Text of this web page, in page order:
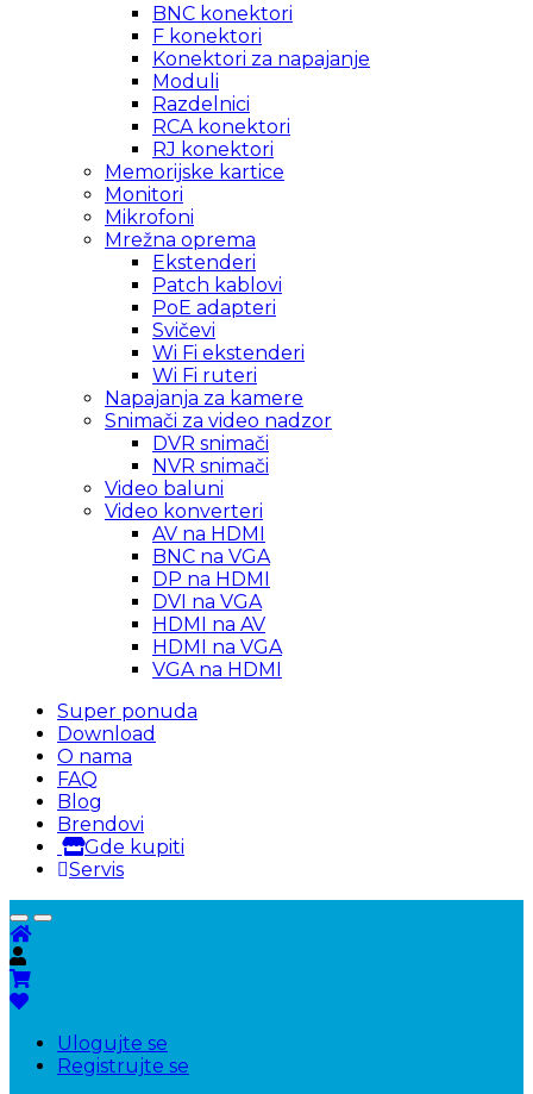
BNC konektori
F konektori
Konektori za napajanje
Moduli
Razdelnici
RCA konektori
RJ konektori
Memorijske kartice
Monitori
Mikrofoni
Mrežna oprema
Ekstenderi
Patch kablovi
PoE adapteri
Svičevi
Wi Fi ekstenderi
Wi Fi ruteri
Napajanja za kamere
Snimači za video nadzor
DVR snimači
NVR snimači
Video baluni
Video konverteri
AV na HDMI
BNC na VGA
DP na HDMI
DVI na VGA
HDMI na AV
HDMI na VGA
VGA na HDMI
Super ponuda
Download
O nama
FAQ
Blog
Brendovi
Gde kupiti
Servis
Ulogujte se
Registrujte se